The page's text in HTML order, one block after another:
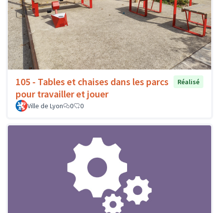
105 - Tables et chaises dans les parcs
pour travailler et jouer
Réalisé
Ville de Lyon 0 0